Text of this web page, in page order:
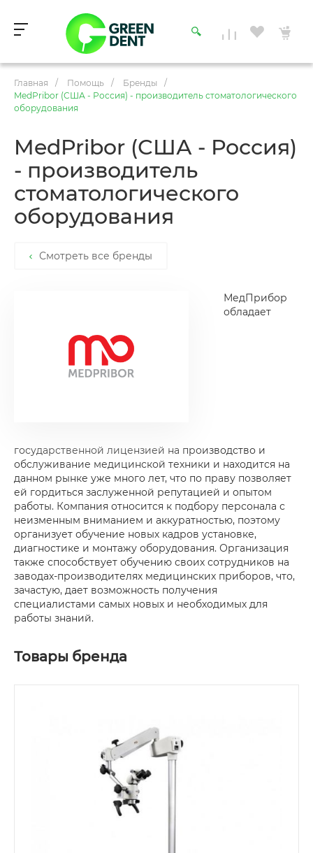
Главная / Помощь / Бренды
/
MedPribor (США - Россия) - производитель стоматологического
оборудования
MedPribor (США - Россия)
- производитель
стоматологического
оборудования
Смотреть все бренды
МедПрибор
обладает
государственной лицензией на производство и
обслуживание медицинской техники и находится на
данном рынке уже много лет, что по праву позволяет
ей гордиться заслуженной репутацией и опытом
работы. Компания относится к подбору персонала с
неизменным вниманием и аккуратностью, поэтому
организует обучение новых кадров установке,
диагностике и монтажу оборудования. Организация
также способствует обучению своих сотрудников на
заводах-производителях медицинских приборов, что,
зачастую, дает возможность получения
специалистами самых новых и необходимых для
работы знаний.
Товары бренда